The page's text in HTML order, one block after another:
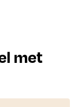
met